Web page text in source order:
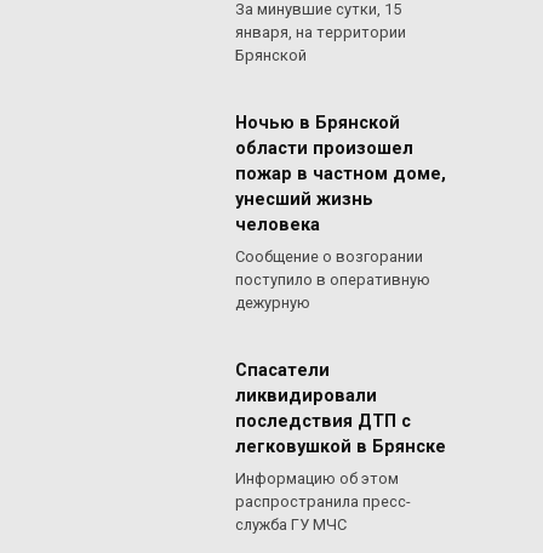
За минувшие сутки, 15
января, на территории
Брянской
Ночью в Брянской
области произошел
пожар в частном доме,
унесший жизнь
человека
Сообщение о возгорании
поступило в оперативную
дежурную
Спасатели
ликвидировали
последствия ДТП с
легковушкой в Брянске
Информацию об этом
распространила пресс-
служба ГУ МЧС